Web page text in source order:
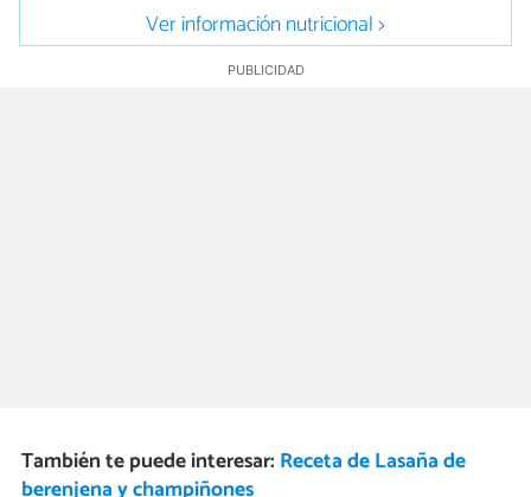
Ver información nutricional >
También te puede interesar: Receta de Lasaña de